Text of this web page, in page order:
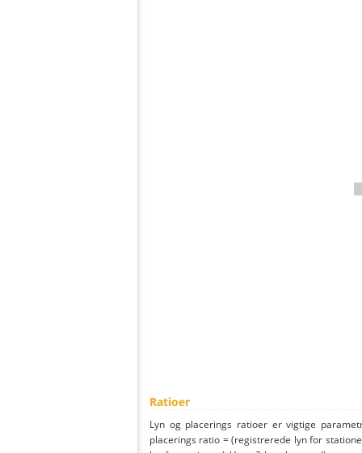
Ratioer
Lyn og placerings ratioer er vigtige
placerings ratio = (registrerede lyn for